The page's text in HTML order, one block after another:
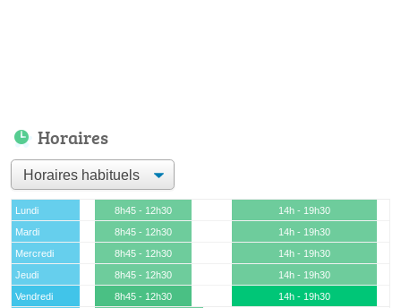
Horaires
Lundi 8h45 - 12h30
14h - 19h30
Mardi
8h45 - 12h30
14h - 19h30
Mercredi
8h45 - 12h30
14h - 19h30
Jeudi
8h45 - 12h30
14h - 19h30
Vendredi
8h45 - 12h30
14h - 19h30